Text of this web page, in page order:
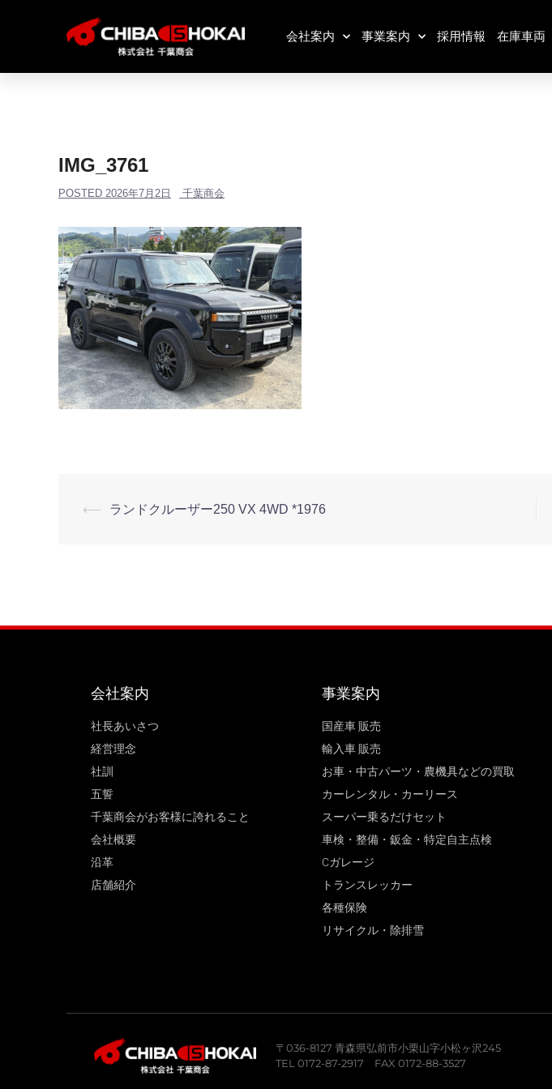
会社案内 事業案内 採用情報 在庫車両
IMG_3761
POSTED 2026年7月2日 千葉商会
⟵ ランドクルーザー250 VX 4WD *1976
会社案内
社長あいさつ
経営理念
社訓
五誓
千葉商会がお客様に誇れること
会社概要
沿革
店舗紹介
事業案内
国産車 販売
輸入車 販売
お車・中古パーツ・農機具などの買取
カーレンタル・カーリース
スーパー乗るだけセット
車検・整備・鈑金・特定自主点検
Cガレージ
トランスレッカー
各種保険
リサイクル・除排雪
〒036-8127 青森県弘前市小栗山字小松ヶ沢245
TEL 0172-87-2917 FAX 0172-88-3527